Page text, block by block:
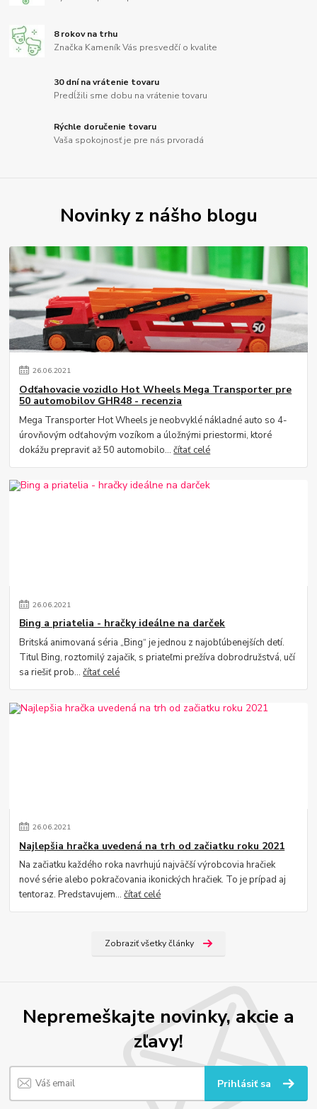
8 rokov na trhu
Značka Kameník Vás presvedčí o kvalite
30 dní na vrátenie tovaru
Predĺžili sme dobu na vrátenie tovaru
Rýchle doručenie tovaru
Vaša spokojnosť je pre nás prvoradá
Novinky z nášho blogu
26.06.2021
Odťahovacie vozidlo Hot Wheels Mega Transporter pre
50 automobilov GHR48 - recenzia
Mega Transporter Hot Wheels je neobvyklé nákladné auto so 4-
úrovňovým odťahovým vozíkom a úložnými priestormi, ktoré
dokážu prepraviť až 50 automobilo...čítať celé
26.06.2021
Bing a priatelia - hračky ideálne na darček
Britská animovaná séria „Bing“ je jednou z najobľúbenejších detí.
Titul Bing, roztomilý zajačik, s priateľmi prežíva dobrodružstvá, učí
sa riešiť prob...čítať celé
26.06.2021
Najlepšia hračka uvedená na trh od začiatku roku 2021
Na začiatku každého roka navrhujú najväčší výrobcovia hračiek
nové série alebo pokračovania ikonických hračiek. To je prípad aj
tentoraz. Predstavujem...čítať celé
Zobraziť všetky články
Nepremeškajte novinky, akcie a
zľavy!
Prihlásiť sa